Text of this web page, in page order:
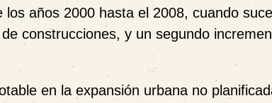
años 2000 hasta el 2008, cuando
construcciones, y un segundo
en la expansión urbana no